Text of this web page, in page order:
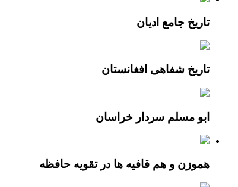
تاریخ جامع ادیان
تاریخ شفاهی افغانستان
ابو مسلم سردار خراسان
هموزن و هم قافیه ها در تقویه حافظه